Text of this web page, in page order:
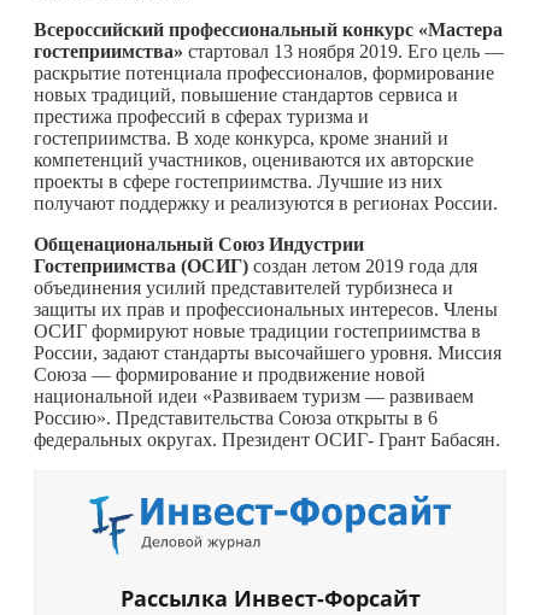
Всероссийский профессиональный конкурс «Мастера
гостеприимства» стартовал 13 ноября 2019. Его цель —
раскрытие потенциала профессионалов, формирование
новых традиций, повышение стандартов сервиса и
престижа профессий в сферах туризма и
гостеприимства. В ходе конкурса, кроме знаний и
компетенций участников, оцениваются их авторские
проекты в сфере гостеприимства. Лучшие из них
получают поддержку и реализуются в регионах России.
Общенациональный Союз Индустрии
Гостеприимства (ОСИГ) создан летом 2019 года для
объединения усилий представителей турбизнеса и
защиты их прав и профессиональных интересов. Члены
ОСИГ формируют новые традиции гостеприимства в
России, задают стандарты высочайшего уровня. Миссия
Союза — формирование и продвижение новой
национальной идеи «Развиваем туризм — развиваем
Россию». Представительства Союза открыты в 6
федеральных округах. Президент ОСИГ- Грант Бабасян.
Рассылка Инвест-Форсайт